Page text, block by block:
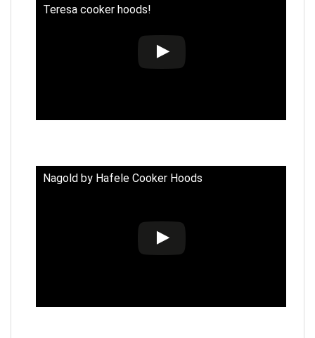
Teresa cooker hoods!
Nagold by Hafele Cooker Hoods